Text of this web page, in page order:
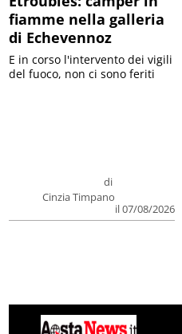
fiamme nella galleria
di Echevennoz
di
Cinzia Timpano
il 07/08/2026
E in corso l'intervento dei vigili
del fuoco, non ci sono feriti